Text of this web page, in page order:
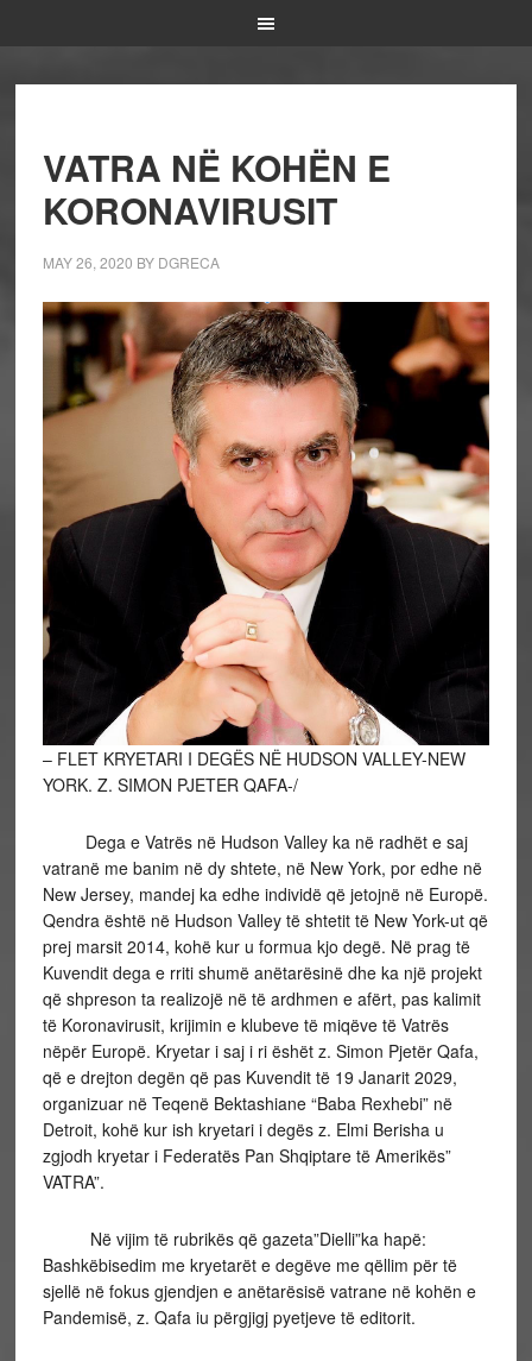
VATRA NË KOHËN E
KORONAVIRUSIT
MAY 26, 2020 BY DGRECA
– FLET KRYETARI I DEGËS NË HUDSON VALLEY-NEW
YORK. Z. SIMON PJETER QAFA-/
Dega e Vatrës në Hudson Valley ka në radhët e saj
vatranë me banim në dy shtete, në New York, por edhe në
New Jersey, mandej ka edhe individë që jetojnë në Europë.
Qendra është në Hudson Valley të shtetit të New York-ut që
prej marsit 2014, kohë kur u formua kjo degë. Në prag të
Kuvendit dega e rriti shumë anëtarësinë dhe ka një projekt
që shpreson ta realizojë në të ardhmen e afërt, pas kalimit
të Koronavirusit, krijimin e klubeve të miqëve të Vatrës
nëpër Europë. Kryetar i saj i ri ëshët z. Simon Pjetër Qafa,
që e drejton degën që pas Kuvendit të 19 Janarit 2029,
organizuar në Teqenë Bektashiane “Baba Rexhebi” në
Detroit, kohë kur ish kryetari i degës z. Elmi Berisha u
zgjodh kryetar i Federatës Pan Shqiptare të Amerikës”
VATRA”.
Në vijim të rubrikës që gazeta”Dielli”ka hapë:
Bashkëbisedim me kryetarët e degëve me qëllim për të
sjellë në fokus gjendjen e anëtarësisë vatrane në kohën e
Pandemisë, z. Qafa iu përgjigj pyetjeve të editorit.